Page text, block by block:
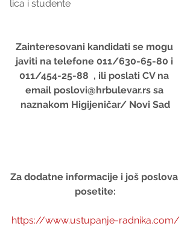
lica i studente
Zainteresovani kandidati se mogu
javiti na telefone 011/630-65-80 i
011/454-25-88  , ili poslati CV na
email poslovi@hrbulevar.rs sa
naznakom Higijeničar/ Novi Sad
Za dodatne informacije i još poslova
posetite:
https://www.ustupanje-radnika.com/